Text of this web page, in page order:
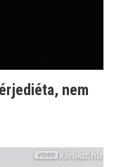
nem